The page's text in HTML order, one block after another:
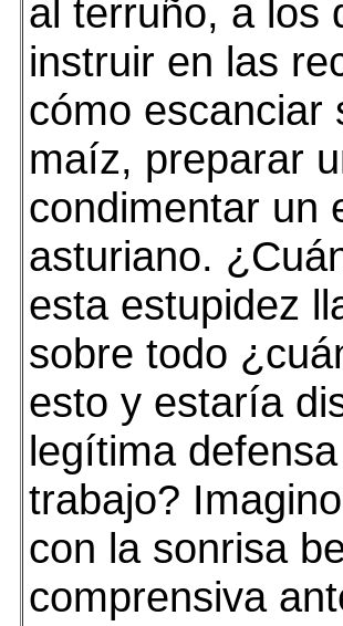
al terruño, a los
instruir en las
cómo escanciar
maíz, preparar
condimentar un
asturiano.
esta estupidez
sobre todo
esto y estaría
legítima
trabajo?
con la sonrisa
comprensiva